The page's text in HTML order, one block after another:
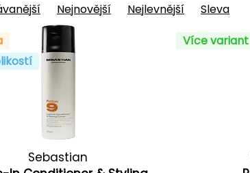
Nejnovější Nejlevnější Sleva
Sebastian
Více variant